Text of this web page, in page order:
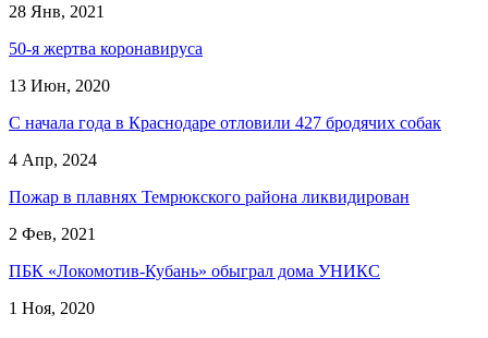
28 Янв, 2021
50-я жертва коронавируса
13 Июн, 2020
С начала года в Краснодаре отловили 427 бродячих собак
4 Апр, 2024
Пожар в плавнях Темрюкского района ликвидирован
2 Фев, 2021
ПБК «Локомотив-Кубань» обыграл дома УНИКС
1 Ноя, 2020